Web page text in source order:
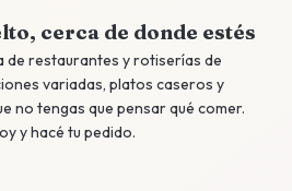
cerca de donde estés
de restaurantes y rotiserías de
variadas, platos caseros y
no tengas que pensar qué comer.
y hacé tu pedido.